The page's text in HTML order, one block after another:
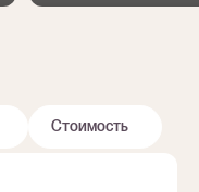
Стоимость